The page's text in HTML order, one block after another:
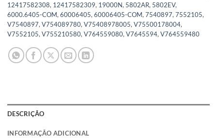
12417582308, 12417582309, 19000N, 5802AR, 5802EV,
6000.6405-COM, 60006405, 60006405-COM, 7540897, 7552105,
V7540897, V754089780, V75408978005, V75500178004,
V7552105, V755210580, V764559080, V7645594, V764559480
DESCRIÇÃO
INFORMAÇÃO ADICIONAL